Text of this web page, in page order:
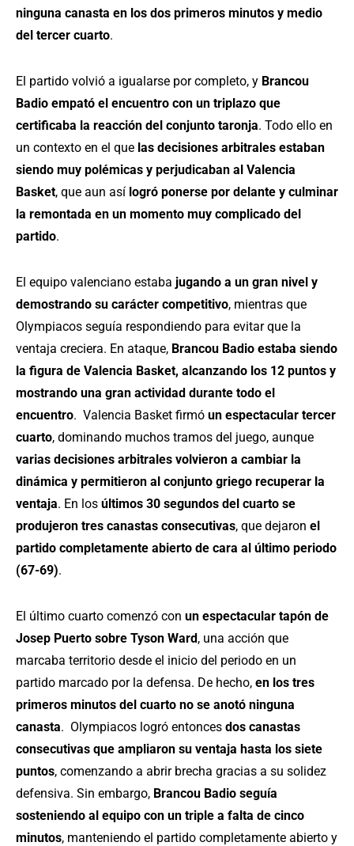
ninguna canasta en los dos primeros minutos y medio
del tercer cuarto.
El partido volvió a igualarse por completo, y Brancou
Badio empató el encuentro con un triplazo que
certificaba la reacción del conjunto taronja. Todo ello en
un contexto en el que las decisiones arbitrales estaban
siendo muy polémicas y perjudicaban al Valencia
Basket, que aun así logró ponerse por delante y culminar
la remontada en un momento muy complicado del
partido.
El equipo valenciano estaba jugando a un gran nivel y
demostrando su carácter competitivo, mientras que
Olympiacos seguía respondiendo para evitar que la
ventaja creciera. En ataque, Brancou Badio estaba siendo
la figura de Valencia Basket, alcanzando los 12 puntos y
mostrando una gran actividad durante todo el
encuentro. Valencia Basket firmó un espectacular tercer
cuarto, dominando muchos tramos del juego, aunque
varias decisiones arbitrales volvieron a cambiar la
dinámica y permitieron al conjunto griego recuperar la
ventaja. En los últimos 30 segundos del cuarto se
produjeron tres canastas consecutivas, que dejaron el
partido completamente abierto de cara al último periodo
(67-69).
El último cuarto comenzó con un espectacular tapón de
Josep Puerto sobre Tyson Ward, una acción que
marcaba territorio desde el inicio del periodo en un
partido marcado por la defensa. De hecho, en los tres
primeros minutos del cuarto no se anotó ninguna
canasta. Olympiacos logró entonces dos canastas
consecutivas que ampliaron su ventaja hasta los siete
puntos, comenzando a abrir brecha gracias a su solidez
defensiva. Sin embargo, Brancou Badio seguía
sosteniendo al equipo con un triple a falta de cinco
minutos, manteniendo el partido completamente abierto y